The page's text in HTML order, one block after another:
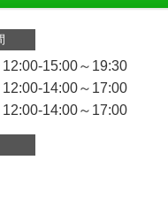
15:00～19:30
14:00～17:00
12:00-14:00～17:00